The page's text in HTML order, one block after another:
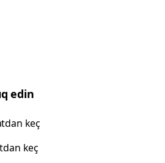
edin
keç
keç